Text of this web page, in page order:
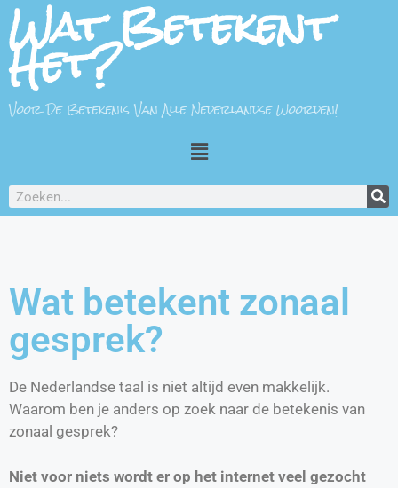
Wat Betekent
Het?
Voor De Betekenis Van Alle Nederlandse Woorden!
Wat betekent zonaal
gesprek?
De Nederlandse taal is niet altijd even makkelijk.
Waarom ben je anders op zoek naar de betekenis van
zonaal gesprek?
Niet voor niets wordt er op het internet veel gezocht